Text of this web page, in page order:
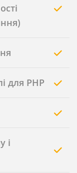
для PHP
і